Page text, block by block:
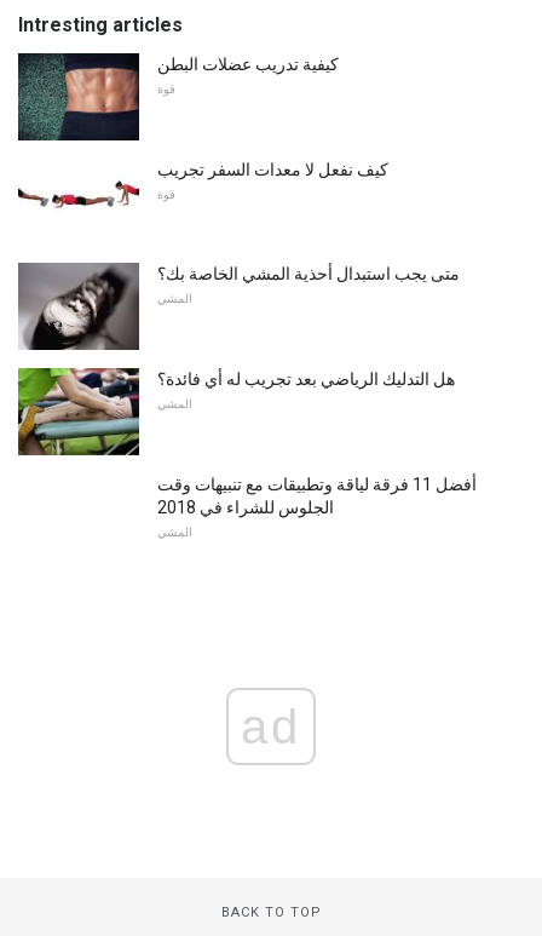
Intresting articles
كيفية تدريب عضلات البطن
قوة
كيف نفعل لا معدات السفر تجريب
قوة
متى يجب استبدال أحذية المشي الخاصة بك؟
المشي
هل التدليك الرياضي بعد تجريب له أي فائدة؟
المشي
أفضل 11 فرقة لياقة وتطبيقات مع تنبيهات وقت
الجلوس للشراء في 2018
المشي
ad
BACK TO TOP